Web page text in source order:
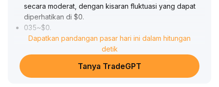
secara moderat, dengan kisaran fluktuasi yang dapat
diperhatikan di $0.
035~$0.
041.
Namun, momentum kenaikan belum stabil, tren perlu
dikonfirmasi, jika tidak ada katalis positif baru atau
volume transaksi terus membesar, terdapat risiko
Dapatkan pandangan pasar hari ini dalam hitungan
detik
Tanya TradeGPT